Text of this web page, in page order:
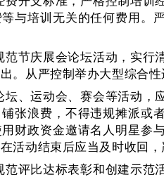
与培训无关的任何费用。
节庆展会论坛活动，实行
。从严控制举办大型综合
坛、运动会、赛会等活动，
张浪费，不得违规摊派或
财政资金邀请名人明星参
活动结束后应当及时收回
评比达标表彰和创建示范